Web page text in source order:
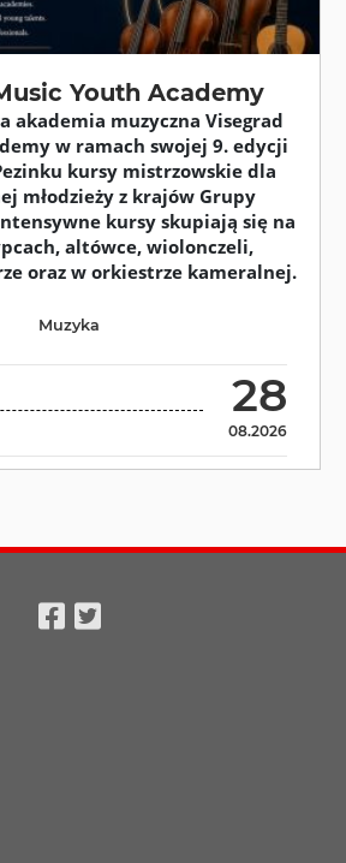
Youth Academy
akademia muzyczna Visegrad
w ramach swojej 9. edycji
kursy mistrzowskie dla
młodzieży z krajów Grupy
kursy skupiają się na
altówce, wiolonczeli,
oraz w orkiestrze kameralnej.
28
08.2026
Muzyka